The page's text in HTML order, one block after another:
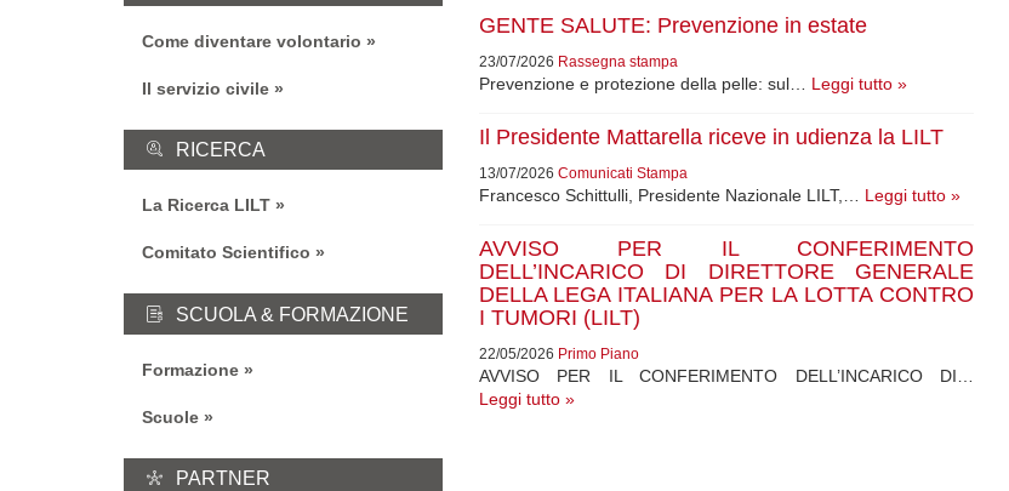
Come diventare volontario
Il servizio civile
RICERCA
La Ricerca LILT
Comitato Scientifico
SCUOLA & FORMAZIONE
Formazione
Scuole
PARTNER
GENTE SALUTE: Prevenzione in estate
23/07/2026 Rassegna stampa
Prevenzione e protezione della pelle: sul… Leggi tutto »
Il Presidente Mattarella riceve in udienza la LILT
13/07/2026 Comunicati Stampa
Francesco Schittulli, Presidente Nazionale LILT,… Leggi tutto »
AVVISO PER IL CONFERIMENTO
DELL’INCARICO DI DIRETTORE GENERALE
DELLA LEGA ITALIANA PER LA LOTTA CONTRO
I TUMORI (LILT)
22/05/2026 Primo Piano
AVVISO PER IL CONFERIMENTO DELL’INCARICO DI…
Leggi tutto »